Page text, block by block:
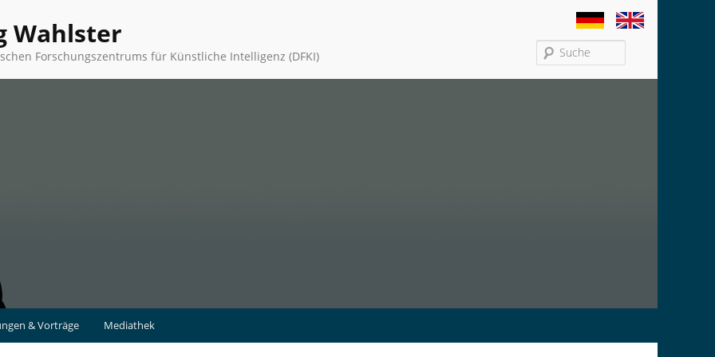
Wahlster
Forschungszentrums für Künstliche Intelligenz (DFKI)
& Vorträge Mediathek